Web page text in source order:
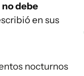
debe
en sus
nocturnos